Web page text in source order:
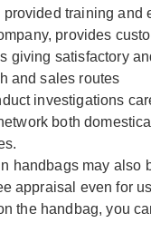
training and
provides
giving satisfactory
and sales routes
investigations
both
handbags may also
appraisal even for
the handbag, you